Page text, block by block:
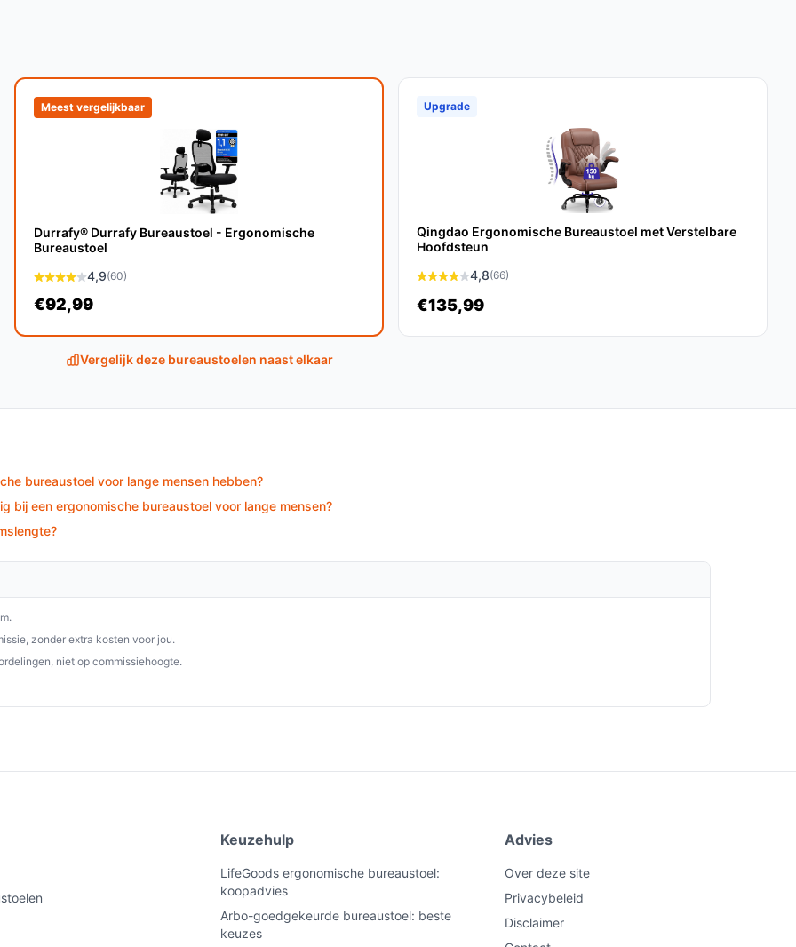
schroeven.
gebruikt.
een stijlvol uiterlijk.
kunt zitten zonder je benen te
deze bureaustoel jarenlang meegaat,
thuiskantoor en biedt de nodige
gebruiksgemak en een aantrekkelijk
voor iedereen die comfort en
zijn aanpassingsmogelijkheden en
op elk kantoor of thuiskantoor.
Meest vergelijkbaar
Durrafy® Durrafy Bureaustoel - Ergonomische
Bureaustoel
4,9(60)
€92,99
Upgrade
Qingdao Ergonomische Bureaustoel met Verstelbare
Hoofdsteun
4,8(66)
€135,99
Vergelijk deze bureaustoelen naast elkaar
bureaustoel voor lange mensen hebben?
bij een ergonomische bureaustoel voor lange mensen?
zonder extra kosten voor jou.
niet op commissiehoogte.
Keuzehulp
LifeGoods ergonomische bureaustoel:
koopadvies
Arbo-goedgekeurde bureaustoel: beste
keuzes
Advies
Over deze site
Privacybeleid
Disclaimer